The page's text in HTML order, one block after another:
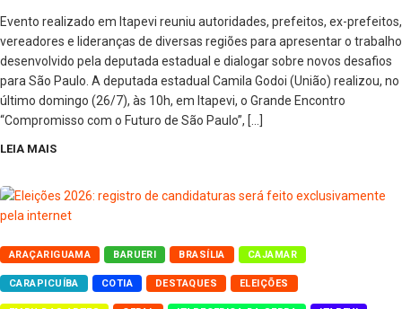
Evento realizado em Itapevi reuniu autoridades, prefeitos, ex-prefeitos,
vereadores e lideranças de diversas regiões para apresentar o trabalho
desenvolvido pela deputada estadual e dialogar sobre novos desafios
para São Paulo. A deputada estadual Camila Godoi (União) realizou, no
último domingo (26/7), às 10h, em Itapevi, o Grande Encontro
“Compromisso com o Futuro de São Paulo”, […]
LEIA MAIS
ARAÇARIGUAMA BARUERI BRASÍLIA CAJAMAR
CARAPICUÍBA COTIA DESTAQUES ELEIÇÕES